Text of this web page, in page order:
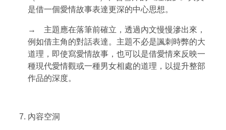
是借一個愛情故事表達更深的中心思想。
→ 主題應在落筆前確立，透過內文慢慢滲出來，
例如借主角的對話表達。主題不必是諷刺時弊的大
道理，即使寫愛情故事，也可以是借愛情來反映一
種現代愛情觀或一種男女相處的道理，以提升整部
作品的深度。
內容空洞